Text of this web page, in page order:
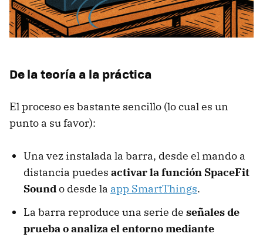
De la teoría a la práctica
El proceso es bastante sencillo (lo cual es un
punto a su favor):
Una vez instalada la barra, desde el mando a
distancia puedes activar la función SpaceFit
Soundo desde la app SmartThings.
La barra reproduce una serie de señales de
prueba o analiza el entorno mediante